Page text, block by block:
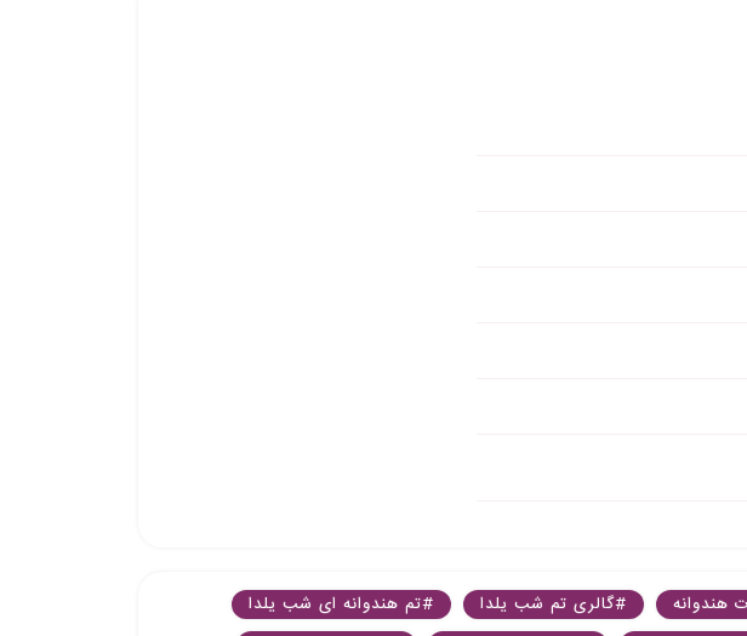
هندوانه #گالری تم شب یلدا
#تم هندوانه ای شب یلدا